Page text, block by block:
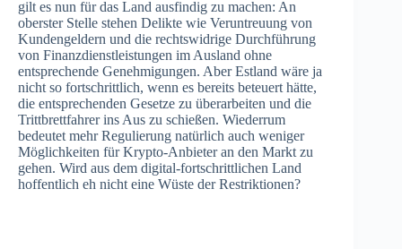
gilt es nun für das Land ausfindig zu machen: An
oberster Stelle stehen Delikte wie Veruntreuung von
Kundengeldern und die rechtswidrige Durchführung
von Finanzdienstleistungen im Ausland ohne
entsprechende Genehmigungen. Aber Estland wäre ja
nicht so fortschrittlich, wenn es bereits beteuert hätte,
die entsprechenden Gesetze zu überarbeiten und die
Trittbrettfahrer ins Aus zu schießen. Wiederrum
bedeutet mehr Regulierung natürlich auch weniger
Möglichkeiten für Krypto-Anbieter an den Markt zu
gehen. Wird aus dem digital-fortschrittlichen Land
hoffentlich eh nicht eine Wüste der Restriktionen?